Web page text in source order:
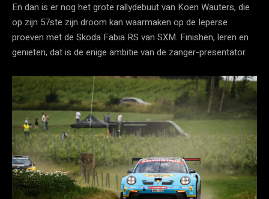
En dan is er nog het grote rallydebuut van Koen Wauters, die
op zijn 57ste zijn droom kan waarmaken op de Ieperse
proeven met de Skoda Fabia RS van SXM. Finishen, leren en
genieten, dat is de enige ambitie van de zanger-presentator.